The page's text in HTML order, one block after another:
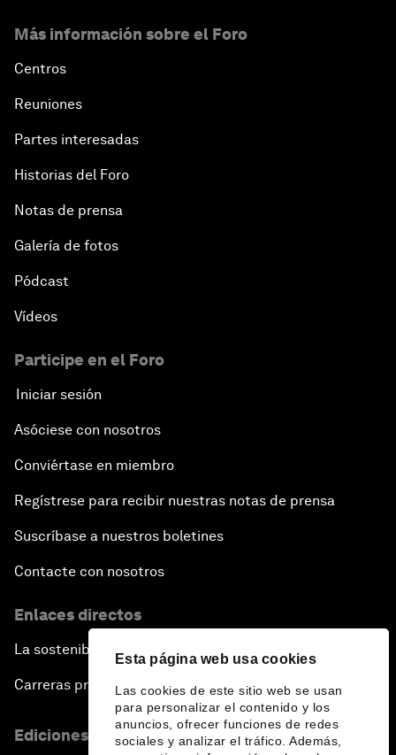
Esta página web usa cookies
Las cookies de este sitio web se usan
para personalizar el contenido y los
anuncios, ofrecer funciones de redes
sociales y analizar el tráfico. Además,
Más información sobre el Foro
Centros
Reuniones
Partes interesadas
Historias del Foro
Notas de prensa
Galería de fotos
Pódcast
Vídeos
Participe en el Foro
Iniciar sesión
Asóciese con nosotros
Conviértase en miembro
Regístrese para recibir nuestras notas de prensa
Suscríbase a nuestros boletines
Contacte con nosotros
Enlaces directos
La sostenibilidad en el Foro
Carreras profesionales
Ediciones en otros idiomas